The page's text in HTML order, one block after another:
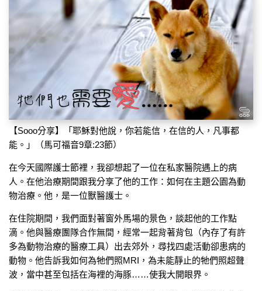
【Sooo分享】「耶穌對他說，你若能信，在信的人，凡事都
能。」（馬可福音9章:23節）
在今天國際護士節裡，我卻想起了一位在私家醫院遇上的病
人。在他治療期間跟我分享了他的工作：如何在主題公園為動
物治療。他，是一位獸醫護士。
在住院期間，我們面對著窗外馬場的景色，談起他的工作點
滴。他與醫療團隊合作無間，經常一起背著背包（內存了有許
多為動物治療的醫療工具）出去郊外，尋找四處活動卻患病的
動物。他告訴我如何為牠們照MRI，為未能靜止的牠們照超聲
波，當中甚至包括在海裡的海豚……使我大開眼界。